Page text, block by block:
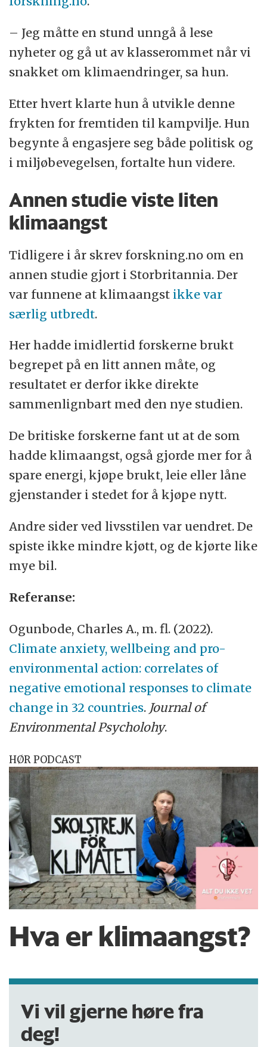
– Jeg måtte en stund unngå å lese
nyheter og gå ut av klasserommet når vi
snakket om klimaendringer, sa hun.
Etter hvert klarte hun å utvikle denne
frykten for fremtiden til kampvilje. Hun
begynte å engasjere seg både politisk og
i miljøbevegelsen, fortalte hun videre.
Annen studie viste liten
klimaangst
Tidligere i år skrev forskning.no om en
annen studie gjort i Storbritannia. Der
var funnene at klimaangst ikke var
særlig utbredt.
Her hadde imidlertid forskerne brukt
begrepet på en litt annen måte, og
resultatet er derfor ikke direkte
sammenlignbart med den nye studien.
De britiske forskerne fant ut at de som
hadde klimaangst, også gjorde mer for å
spare energi, kjøpe brukt, leie eller låne
gjenstander i stedet for å kjøpe nytt.
Andre sider ved livsstilen var uendret. De
spiste ikke mindre kjøtt, og de kjørte like
mye bil.
Referanse:
Ogunbode, Charles A., m. fl. (2022).
Climate anxiety, wellbeing and pro-
environmental action: correlates of
negative emotional responses to climate
change in 32 countries. Journal of
Environmental Psycholohy.
HØR PODCAST
Hva er klimaangst?
Vi vil gjerne høre fra
deg!